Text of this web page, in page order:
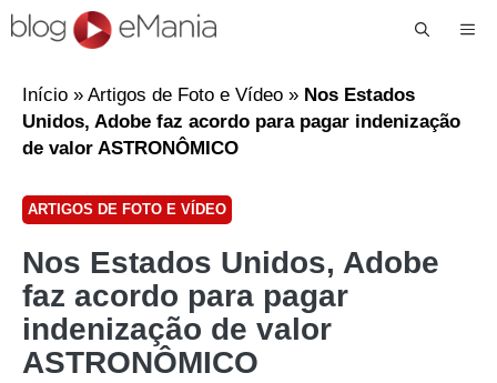
Início » Artigos de Foto e Vídeo » Nos Estados
Unidos, Adobe faz acordo para pagar indenização
de valor ASTRONÔMICO
ARTIGOS DE FOTO E VÍDEO
Nos Estados Unidos, Adobe
faz acordo para pagar
indenização de valor
ASTRONÔMICO